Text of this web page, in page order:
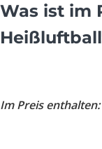
Was ist im
Im Preis enthalten: